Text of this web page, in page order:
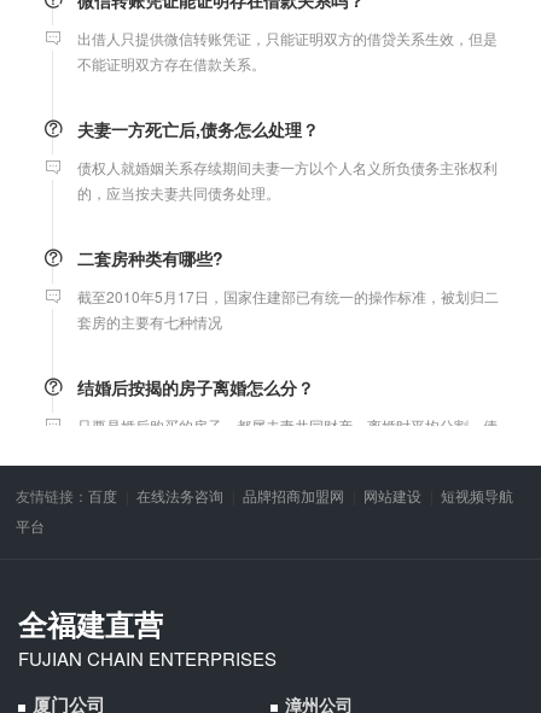
出借人只提供微信转账凭证，只能证明双方的借贷关系生效，但是
不能证明双方存在借款关系。
夫妻一方死亡后,债务怎么处理？
债权人就婚姻关系存续期间夫妻一方以个人名义所负债务主张权利
的，应当按夫妻共同债务处理。
二套房种类有哪些?
截至2010年5月17日，国家住建部已有统一的操作标准，被划归二
套房的主要有七种情况
结婚后按揭的房子离婚怎么分？
只要是婚后购买的房子，都属夫妻共同财产，离婚时平均分割，债
微信转账凭证能证明存在借款关系吗？
婚前协议
等问题实现作出约定，以免将来离婚或一方死亡是产生争议。
友情链接：百度 在线法务咨询 品牌招商加盟网 网站建设
短视频导航
平台
全福建直营
FUJIAN CHAIN ENTERPRISES
厦门公司 漳州公司